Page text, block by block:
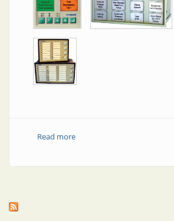
Read moreabout Anunciadores de